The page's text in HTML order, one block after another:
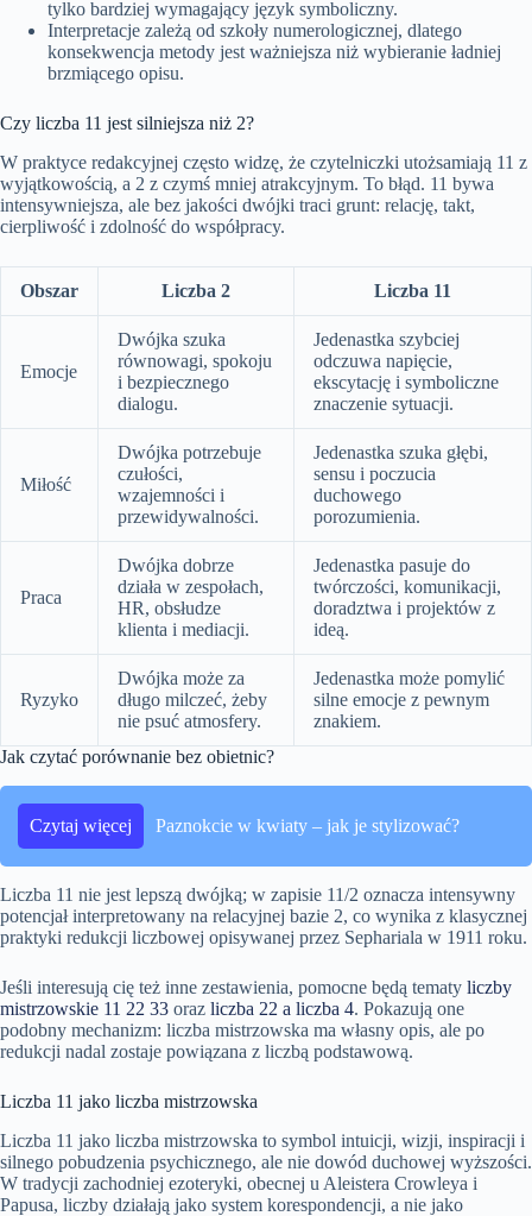
tylko bardziej wymagający język symboliczny.
Interpretacje zależą od szkoły numerologicznej, dlatego
konsekwencja metody jest ważniejsza niż wybieranie ładniej
brzmiącego opisu.
Czy liczba 11 jest silniejsza niż 2?
W praktyce redakcyjnej często widzę, że czytelniczki utożsamiają 11 z
wyjątkowością, a 2 z czymś mniej atrakcyjnym. To błąd. 11 bywa
intensywniejsza, ale bez jakości dwójki traci grunt: relację, takt,
cierpliwość i zdolność do współpracy.
Obszar Liczba 2 Liczba 11
Emocje
Dwójka szuka
równowagi, spokoju
i bezpiecznego
dialogu.
Jedenastka szybciej
odczuwa napięcie,
ekscytację i symboliczne
znaczenie sytuacji.
Miłość
Dwójka potrzebuje
czułości,
wzajemności i
przewidywalności.
Jedenastka szuka głębi,
sensu i poczucia
duchowego
porozumienia.
Praca
Dwójka dobrze
działa w zespołach,
HR, obsłudze
klienta i mediacji.
Jedenastka pasuje do
twórczości, komunikacji,
doradztwa i projektów z
ideą.
Ryzyko
Dwójka może za
długo milczeć, żeby
nie psuć atmosfery.
Jedenastka może pomylić
silne emocje z pewnym
znakiem.
Jak czytać porównanie bez obietnic?
Czytaj więcej Paznokcie w kwiaty – jak je stylizować?
Liczba 11 nie jest lepszą dwójką; w zapisie 11/2 oznacza intensywny
potencjał interpretowany na relacyjnej bazie 2, co wynika z klasycznej
praktyki redukcji liczbowej opisywanej przez Sephariala w 1911 roku.
Jeśli interesują cię też inne zestawienia, pomocne będą tematy liczby
mistrzowskie 11 22 33 oraz liczba 22 a liczba 4. Pokazują one
podobny mechanizm: liczba mistrzowska ma własny opis, ale po
redukcji nadal zostaje powiązana z liczbą podstawową.
Liczba 11 jako liczba mistrzowska
Liczba 11 jako liczba mistrzowska to symbol intuicji, wizji, inspiracji i
silnego pobudzenia psychicznego, ale nie dowód duchowej wyższości.
W tradycji zachodniej ezoteryki, obecnej u Aleistera Crowleya i
Papusa, liczby działają jako system korespondencji, a nie jako